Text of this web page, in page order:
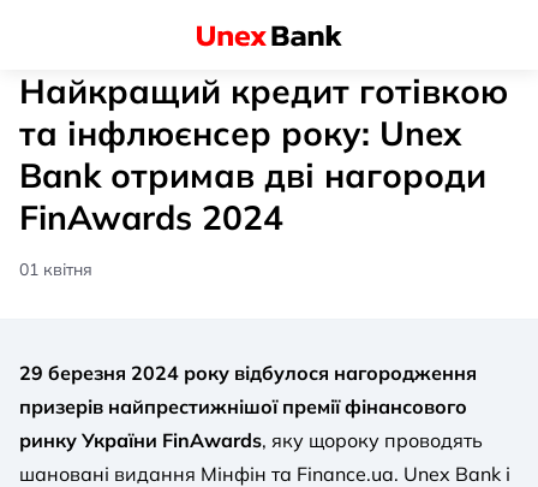
Найкращий кредит готівкою
та інфлюєнсер року: Unex
Bank отримав дві нагороди
FinAwards 2024
01 квітня
29 березня 2024 року відбулося нагородження
призерів найпрестижнішої премії фінансового
ринку України FinAwards, яку щороку проводять
шановані видання Мінфін та Finance.ua. Unex Bank і